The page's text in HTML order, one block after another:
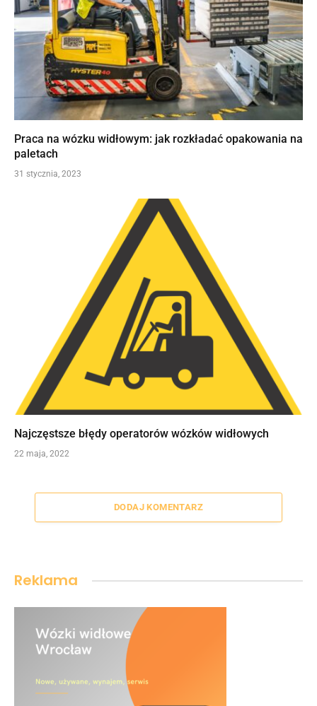
Praca na wózku widłowym: jak rozkładać opakowania na
paletach
31 stycznia, 2023
Najczęstsze błędy operatorów wózków widłowych
22 maja, 2022
DODAJ KOMENTARZ
Reklama